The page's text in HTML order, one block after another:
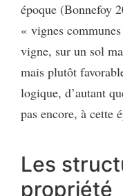
époque (Bonnefoy
« vignes
vigne, sur un sol
mais plutôt
logique, d’autant
pas encore, à cette
Les
propriété